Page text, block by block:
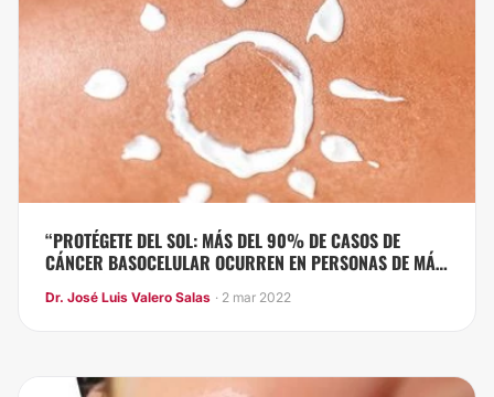
“PROTÉGETE DEL SOL: MÁS DEL 90% DE CASOS DE
CÁNCER BASOCELULAR OCURREN EN PERSONAS DE MÁS
Dr. José Luis Valero Salas · 2 mar 2022